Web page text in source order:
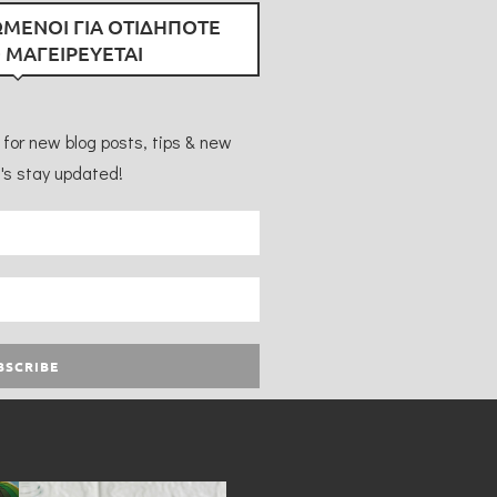
ΓΙΑ ΟΤΙΔΗΠΟΤΕ
new blog posts, tips & new
stay updated!